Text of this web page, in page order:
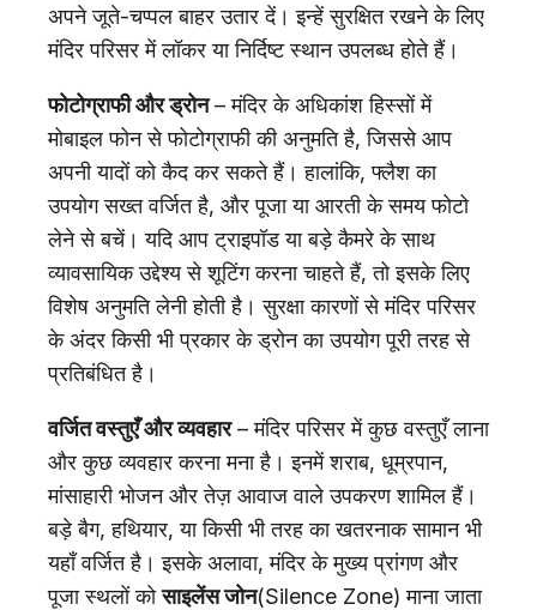
अपने जूते-चप्पल बाहर उतार दें। इन्हें सुरक्षित रखने के लिए
मंदिर परिसर में लॉकर या निर्दिष्ट स्थान उपलब्ध होते हैं।
फोटोग्राफी और ड्रोन– मंदिर के अधिकांश हिस्सों में
मोबाइल फोन से फोटोग्राफी की अनुमति है, जिससे आप
अपनी यादों को कैद कर सकते हैं। हालांकि, फ्लैश का
उपयोग सख्त वर्जित है, और पूजा या आरती के समय फोटो
लेने से बचें। यदि आप ट्राइपॉड या बड़े कैमरे के साथ
व्यावसायिक उद्देश्य से शूटिंग करना चाहते हैं, तो इसके लिए
विशेष अनुमति लेनी होती है। सुरक्षा कारणों से मंदिर परिसर
के अंदर किसी भी प्रकार के ड्रोन का उपयोग पूरी तरह से
प्रतिबंधित है।
वर्जित वस्तुएँ और व्यवहार– मंदिर परिसर में कुछ वस्तुएँ लाना
और कुछ व्यवहार करना मना है। इनमें शराब, धूम्रपान,
मांसाहारी भोजन और तेज़ आवाज वाले उपकरण शामिल हैं।
बड़े बैग, हथियार, या किसी भी तरह का खतरनाक सामान भी
यहाँ वर्जित है। इसके अलावा, मंदिर के मुख्य प्रांगण और
पूजा स्थलों कोसाइलेंस जोन(Silence Zone) माना जाता